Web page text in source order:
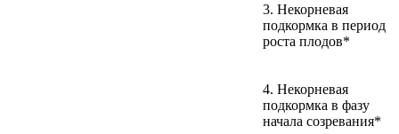
3. Некорневая
подкормка в период
роста плодов*
4. Некорневая
подкормка в фазу
начала созревания*